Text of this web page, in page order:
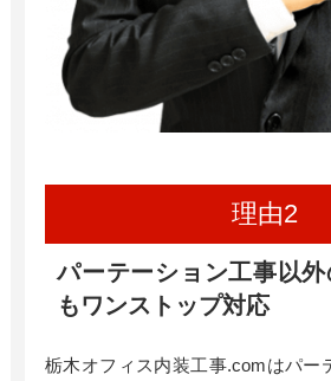
パーテーション工事以
もワンストップ対応
栃木オフィス内装工事.comはパー